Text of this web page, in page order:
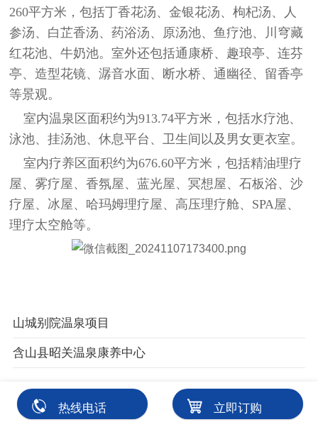
260平方米，包括丁香花汤、金银花汤、枸杞汤、人
参汤、白芷香汤、药浴汤、原汤池、鱼疗池、川穹藏
红花池、牛奶池。室外还包括通康桥、趣琅亭、连芬
亭、造型花镜、潺音水面、断水桥、通幽径、留香亭
等景观。
室内温泉区面积约为913.74平方米，包括水疗池、
泳池、挂汤池、休息平台、卫生间以及男女更衣室。
室内疗养区面积约为676.60平方米，包括精油理疗
屋、雾疗屋、香氛屋、蓝光屋、冥想屋、石板浴、沙
疗屋、冰屋、哈玛姆理疗屋、高压理疗舱、SPA屋、
理疗太空舱等。
山城别院温泉项目
含山县昭关温泉康养中心
热线电话 立即订购